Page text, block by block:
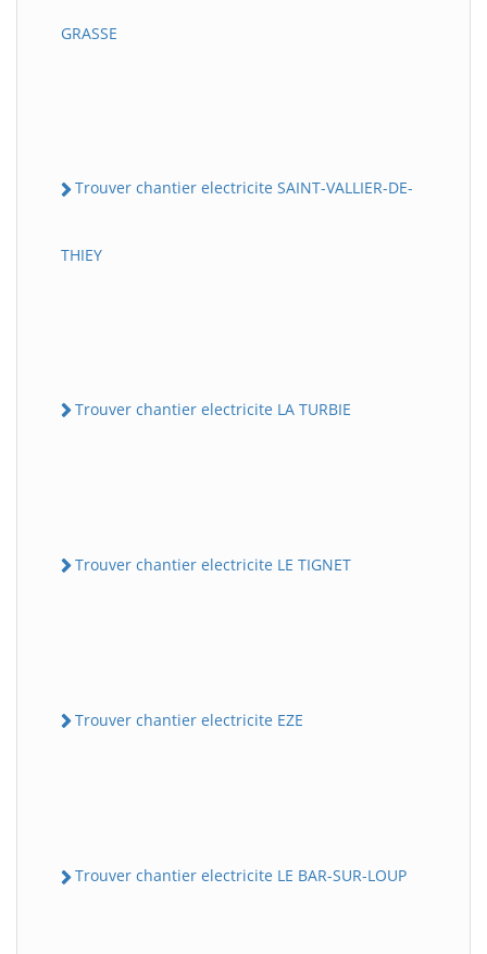
GRASSE
Trouver chantier electricite SAINT-VALLIER-DE-
THIEY
Trouver chantier electricite LA TURBIE
Trouver chantier electricite LE TIGNET
Trouver chantier electricite EZE
Trouver chantier electricite LE BAR-SUR-LOUP